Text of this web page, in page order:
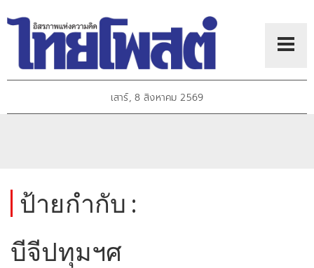
เสาร์, 8 สิงหาคม 2569
ป้ายกำกับ :
บีจีปทุมฯศ